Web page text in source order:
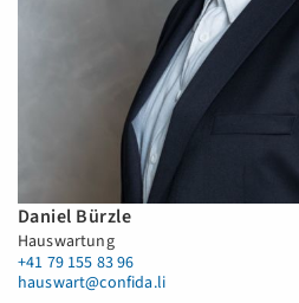
Daniel Bürzle
Hauswartung
+41 79 155 83 96
hauswart@confida.li